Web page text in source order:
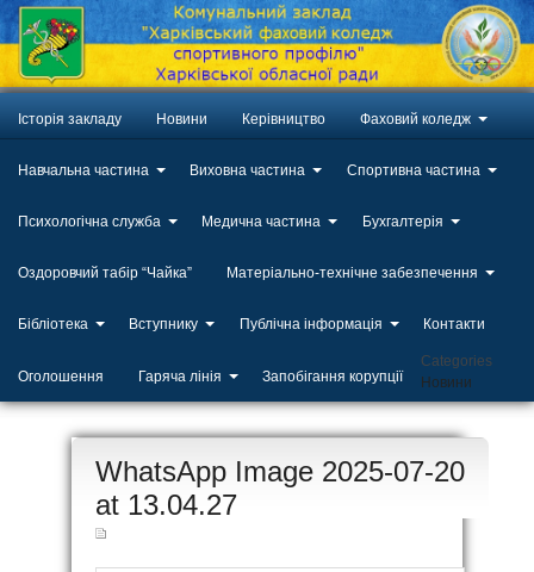
Історія закладу Новини Керівництво Фаховий коледж
Навчальна частина Виховна частина Спортивна частина
Психологічна служба Медична частина Бухгалтерія
Оздоровчий табір “Чайка” Матеріально-технічне забезпечення
Бібліотека Вступнику Публічна інформація Контакти
Оголошення Гаряча лінія Запобігання корупції
Categories
Новини
20
WhatsApp Image 2025-07-20
at 13.04.27